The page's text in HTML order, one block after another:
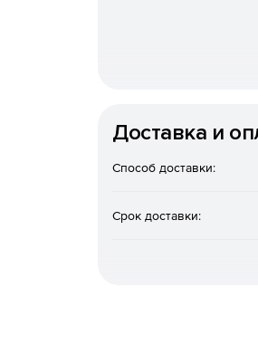
Массовая
Доставка и
Способ доставки:
Срок доставки: